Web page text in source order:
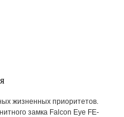
жизненных приоритетов.
замка Falcon Eye FE-